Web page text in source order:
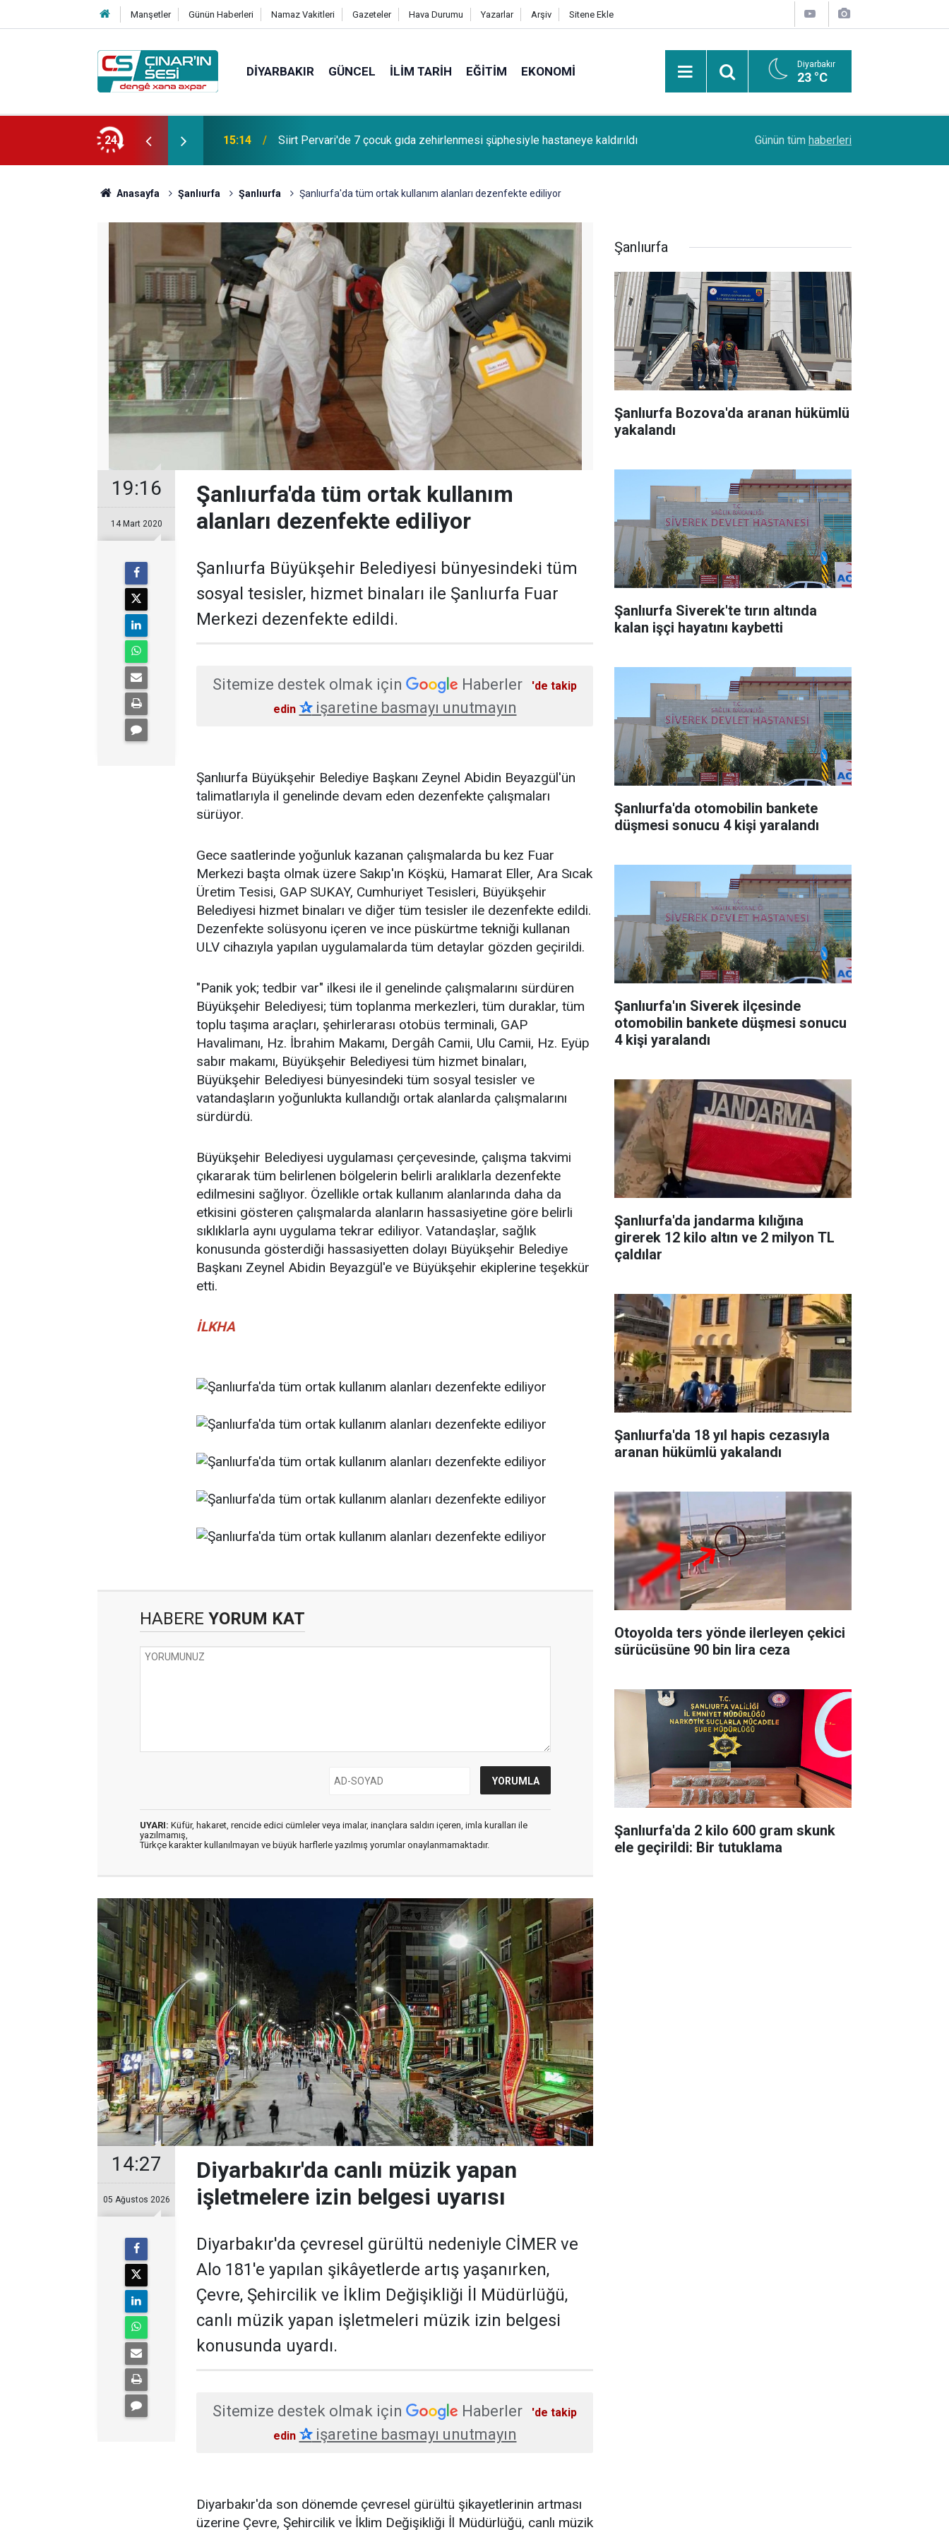
Manşetler Günün Haberleri Namaz Vakitleri Gazeteler Hava Durumu Yazarlar Arşiv Sitene Ekle
DIYARBAKIR GÜNCEL İLIM TARIH EĞITIM EKONOMI Diyarbakır
23 °C
24
şüphesiyle hastaneye kaldırıldı 14:27 Diyarbakır'da canlı müzik yapan işletmelere izin belgesi uyarısı Şanlıurfa Bozova'da aranan hükümlü yakalandı
Günün tüm haberleri
Anasayfa Şanlıurfa Şanlıurfa Şanlıurfa'da tüm ortak kullanım alanları dezenfekte ediliyor
19:16
14 Mart 2020
Şanlıurfa'da tüm ortak kullanım
alanları dezenfekte ediliyor
Şanlıurfa Büyükşehir Belediyesi bünyesindeki tüm
sosyal tesisler, hizmet binaları ile Şanlıurfa Fuar
Merkezi dezenfekte edildi.
Sitemize destek olmak için Haberler
'de takip
edin ✰işaretine basmayı unutmayın
Şanlıurfa Büyükşehir Belediye Başkanı Zeynel Abidin Beyazgül'ün
talimatlarıyla il genelinde devam eden dezenfekte çalışmaları
sürüyor.
Gece saatlerinde yoğunluk kazanan çalışmalarda bu kez Fuar
Merkezi başta olmak üzere Sakıp'ın Köşkü, Hamarat Eller, Ara Sıcak
Üretim Tesisi, GAP SUKAY, Cumhuriyet Tesisleri, Büyükşehir
Belediyesi hizmet binaları ve diğer tüm tesisler ile dezenfekte edildi.
Dezenfekte solüsyonu içeren ve ince püskürtme tekniği kullanan
ULV cihazıyla yapılan uygulamalarda tüm detaylar gözden geçirildi.
"Panik yok; tedbir var" ilkesi ile il genelinde çalışmalarını sürdüren
Büyükşehir Belediyesi; tüm toplanma merkezleri, tüm duraklar, tüm
toplu taşıma araçları, şehirlerarası otobüs terminali, GAP
Havalimanı, Hz. İbrahim Makamı, Dergâh Camii, Ulu Camii, Hz. Eyüp
sabır makamı, Büyükşehir Belediyesi tüm hizmet binaları,
Büyükşehir Belediyesi bünyesindeki tüm sosyal tesisler ve
vatandaşların yoğunlukta kullandığı ortak alanlarda çalışmalarını
sürdürdü.
Büyükşehir Belediyesi uygulaması çerçevesinde, çalışma takvimi
çıkararak tüm belirlenen bölgelerin belirli aralıklarla dezenfekte
edilmesini sağlıyor. Özellikle ortak kullanım alanlarında daha da
etkisini gösteren çalışmalarda alanların hassasiyetine göre belirli
sıklıklarla aynı uygulama tekrar ediliyor. Vatandaşlar, sağlık
konusunda gösterdiği hassasiyetten dolayı Büyükşehir Belediye
Başkanı Zeynel Abidin Beyazgül'e ve Büyükşehir ekiplerine teşekkür
etti.
İLKHA
HABERE YORUM KAT
UYARI: Küfür, hakaret, rencide edici cümleler veya imalar, inançlara saldırı içeren, imla kuralları ile
yazılmamış,
Türkçe karakter kullanılmayan ve büyük harflerle yazılmış yorumlar onaylanmamaktadır.
14:27
05 Ağustos 2026
Diyarbakır'da canlı müzik yapan
işletmelere izin belgesi uyarısı
Diyarbakır'da çevresel gürültü nedeniyle CİMER ve
Alo 181'e yapılan şikâyetlerde artış yaşanırken,
Çevre, Şehircilik ve İklim Değişikliği İl Müdürlüğü,
canlı müzik yapan işletmeleri müzik izin belgesi
konusunda uyardı.
Sitemize destek olmak için Haberler
'de takip
edin ✰işaretine basmayı unutmayın
Diyarbakır'da son dönemde çevresel gürültü şikayetlerinin artması
üzerine Çevre, Şehircilik ve İklim Değişikliği İl Müdürlüğü, canlı müzik
Şanlıurfa
Şanlıurfa Bozova'da aranan hükümlü
yakalandı
Şanlıurfa Siverek'te tırın altında
kalan işçi hayatını kaybetti
Şanlıurfa'da otomobilin bankete
düşmesi sonucu 4 kişi yaralandı
Şanlıurfa'ın Siverek ilçesinde
otomobilin bankete düşmesi sonucu
4 kişi yaralandı
Şanlıurfa'da jandarma kılığına
girerek 12 kilo altın ve 2 milyon TL
çaldılar
Şanlıurfa'da 18 yıl hapis cezasıyla
aranan hükümlü yakalandı
Otoyolda ters yönde ilerleyen çekici
sürücüsüne 90 bin lira ceza
Şanlıurfa'da 2 kilo 600 gram skunk
ele geçirildi: Bir tutuklama